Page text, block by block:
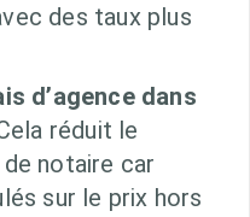
des taux plus
d’agence dans
réduit le
notaire car
sur le prix hors